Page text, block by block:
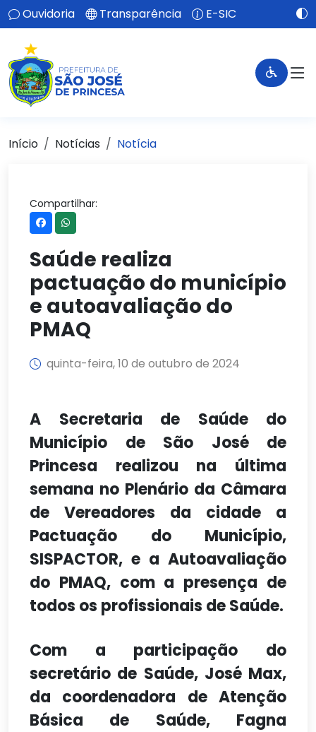
Ouvidoria Transparência E-SIC
Início Notícias Notícia
Compartilhar:
Saúde realiza
pactuação do município
e autoavaliação do
PMAQ
quinta-feira, 10 de outubro de 2024
A Secretaria de Saúde do
Município de São José de
Princesa realizou na última
semana no Plenário da Câmara
de Vereadores da cidade a
Pactuação do Município,
SISPACTOR, e a Autoavaliação
do PMAQ, com a presença de
todos os profissionais de Saúde.
Com a participação do
secretário de Saúde, José Max,
da coordenadora de Atenção
Básica de Saúde, Fagna